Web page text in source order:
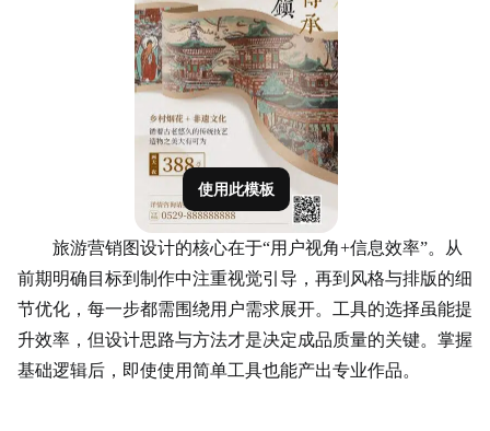
使用此模板
旅游营销图设计的核心在于“用户视角+信息效率”。从
前期明确目标到制作中注重视觉引导，再到风格与排版的细
节优化，每一步都需围绕用户需求展开。工具的选择虽能提
升效率，但设计思路与方法才是决定成品质量的关键。掌握
基础逻辑后，即使使用简单工具也能产出专业作品。